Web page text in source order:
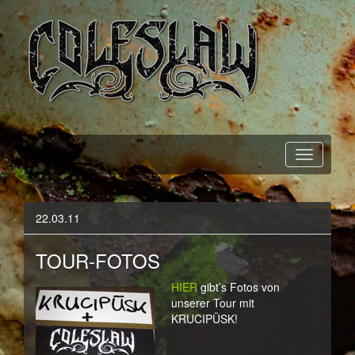
Coleslaw
Official Webpage
22.03.11
TOUR-FOTOS
HIERgibt’s Fotos von
unserer Tour mit
KRUCIPÜSK!